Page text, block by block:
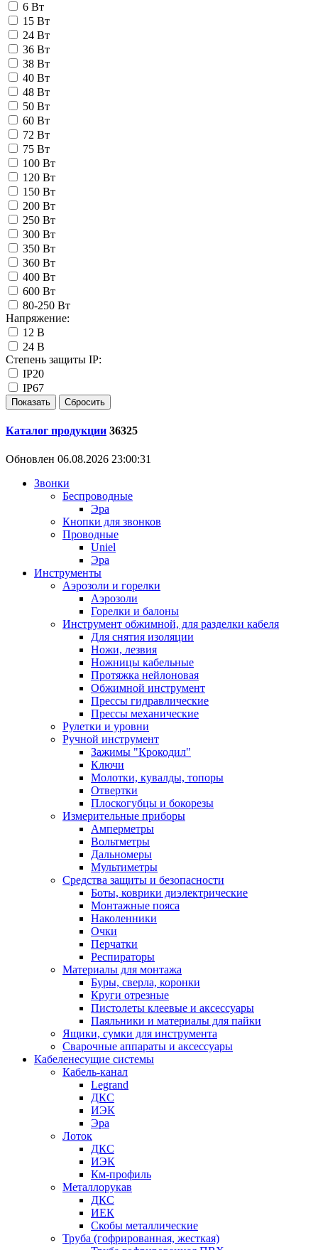
6 Вт
15 Вт
24 Вт
36 Вт
38 Вт
40 Вт
48 Вт
50 Вт
60 Вт
72 Вт
75 Вт
100 Вт
120 Вт
150 Вт
200 Вт
250 Вт
300 Вт
350 Вт
360 Вт
400 Вт
600 Вт
80-250 Вт
Напряжение:
12 В
24 В
Степень защиты IP:
IP20
IP67
Каталог продукции 36325
Обновлен 06.08.2026 23:00:31
Звонки
Беспроводные
Эра
Кнопки для звонков
Проводные
Uniel
Эра
Инструменты
Аэрозоли и горелки
Аэрозоли
Горелки и балоны
Инструмент обжимной, для разделки кабеля
Для снятия изоляции
Ножи, лезвия
Ножницы кабельные
Протяжка нейлоновая
Обжимной инструмент
Прессы гидравлические
Прессы механические
Рулетки и уровни
Ручной инструмент
Зажимы "Крокодил"
Ключи
Молотки, кувалды, топоры
Отвертки
Плоскогубцы и бокорезы
Измерительные приборы
Амперметры
Вольтметры
Дальномеры
Мультиметры
Средства защиты и безопасности
Боты, коврики диэлектрические
Монтажные пояса
Наколенники
Очки
Перчатки
Респираторы
Материалы для монтажа
Буры, сверла, коронки
Круги отрезные
Пистолеты клеевые и аксессуары
Паяльники и материалы для пайки
Ящики, сумки для инструмента
Сварочные аппараты и аксессуары
Кабеленесущие системы
Кабель-канал
Legrand
ДКС
ИЭК
Эра
Лоток
ДКС
ИЭК
Км-профиль
Металлорукав
ДКС
ИЕК
Скобы металлические
Труба (гофрированная, жесткая)